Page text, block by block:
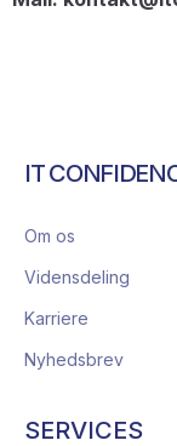
IT
Om os
Vidensdeling
Karriere
Nyhedsbrev
SERVICES